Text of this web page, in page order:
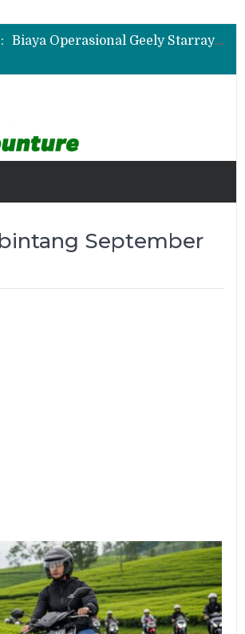
UD Trucks Extra Mile Challenge 2026 Lahirkan Pengemudi Truk Terbaik, Crisanto Melaju ke Jepang
Biaya Operasional Geely Starray EM-i Mulai Rp514 Ribu per Bulan, Jarak Tempuh Tembus 1.000 Km
September